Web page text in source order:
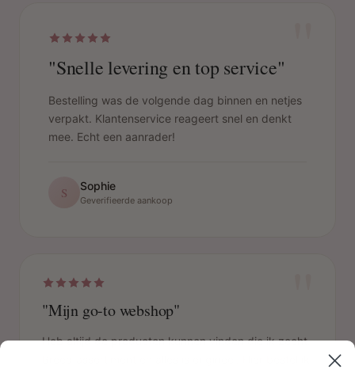
"Snelle levering en top service"
Bestelling was de volgende dag binnen en netjes
verpakt. Klantenservice reageert snel en denkt
mee. Echt een aanrader!
S Sophie
Geverifieerde aankoop
"Mijn go-to webshop"
Heb altijd de producten kunnen vinden die ik zocht.